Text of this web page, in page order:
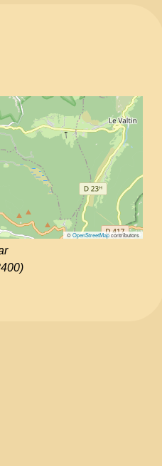
©OpenStreetMapcontributors